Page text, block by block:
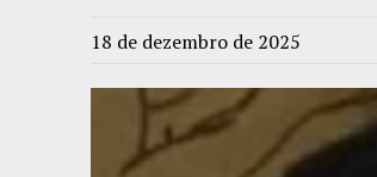
18 de dezembro de 2025